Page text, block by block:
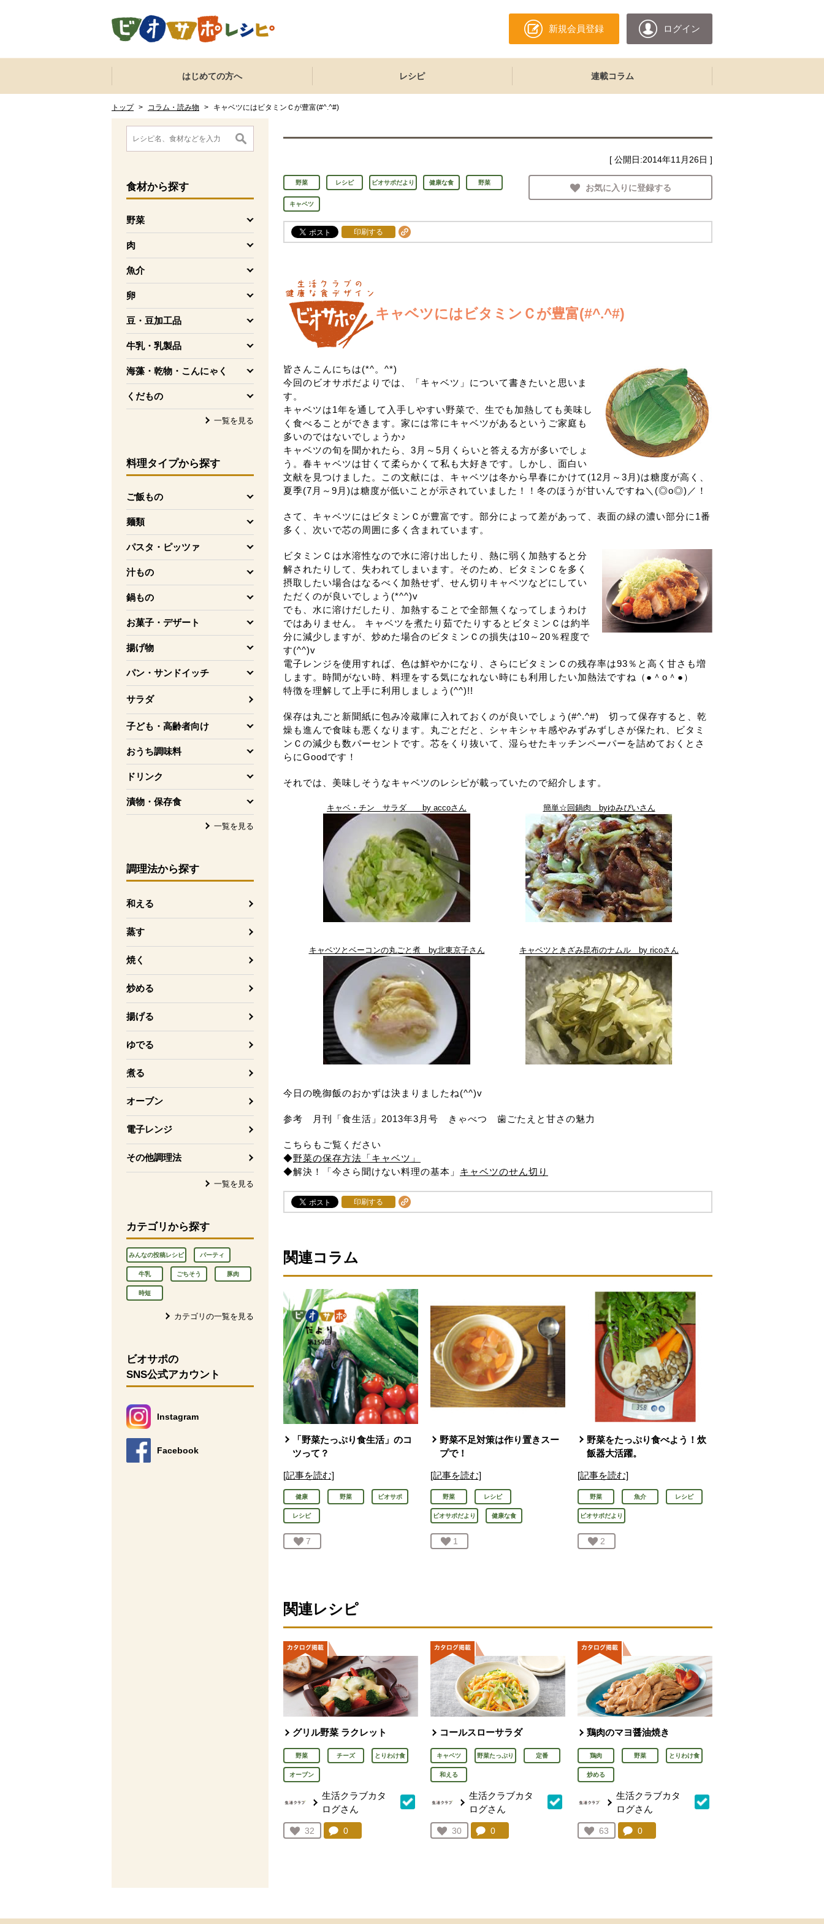
新規会員登録 ログイン
ここからサイト内共通メニューです。
サイト内共通メニューをスキップする
はじめての方へ レシピ 連載コラム
トップ > コラム・読み物 > キャベツにはビタミンＣが豊富(#^.^#)
ここから消費材検索メニューです。
食材から探す
野菜
を開く
肉
を開く
魚介
を開く
卵
を開く
豆・豆加工品
を開く
牛乳・乳製品
を開く
海藻・乾物・こんにゃく
を開く
くだもの
を開く
一覧を見る
料理タイプから探す
ご飯もの
を開く
麺類
を開く
パスタ・ピッツァ
を開く
汁もの
を開く
鍋もの
を開く
お菓子・デザート
を開く
揚げ物
を開く
パン・サンドイッチ
を開く
サラダ
子ども・高齢者向け
を開く
おうち調味料
を開く
ドリンク
を開く
漬物・保存食
を開く
一覧を見る
調理法から探す
和える
蒸す
焼く
炒める
揚げる
ゆでる
煮る
オーブン
電子レンジ
その他調理法
一覧を見る
カテゴリから探す
みんなの投稿レシピ パーティ
牛乳 ごちそう 豚肉
時短
カテゴリの一覧を見る
消費材検索メニューここまで。
ここから本文です。
ビオサポの
SNS公式アカウント
Instagram
別のウィンドウで開きます。
Facebook
別のウィンドウで開きます。
[ 公開日:2014年11月26日 ]
野菜 レシピ ビオサポだより 健康な食 野菜
キャベツ
お気に入りに登録する
印刷する
キャベツにはビタミンＣが豊富(#^.^#)
皆さんこんにちは(*^。^*)
今回のビオサポだよりでは、「キャベツ」について書きたいと思いま
す。
キャベツは1年を通して入手しやすい野菜で、生でも加熱しても美味し
く食べることができます。家には常にキャベツがあるというご家庭も
多いのではないでしょうか♪
キャベツの旬を聞かれたら、3月～5月くらいと答える方が多いでしょ
う。春キャベツは甘くて柔らかくて私も大好きです。しかし、面白い
文献を見つけました。この文献には、キャベツは冬から早春にかけて(12月～3月)は糖度が高く、
夏季(7月～9月)は糖度が低いことが示されていました！！冬のほうが甘いんですね＼(◎o◎)／！
さて、キャベツにはビタミンＣが豊富です。部分によって差があって、表面の緑の濃い部分に1番
多く、次いで芯の周囲に多く含まれています。
ビタミンＣは水溶性なので水に溶け出したり、熱に弱く加熱すると分
解されたりして、失われてしまいます。そのため、ビタミンＣを多く
摂取したい場合はなるべく加熱せず、せん切りキャベツなどにしてい
ただくのが良いでしょう(*^^)v
でも、水に溶けだしたり、加熱することで全部無くなってしまうわけ
ではありません。 キャベツを煮たり茹でたりするとビタミンＣは約半
分に減少しますが、炒めた場合のビタミンＣの損失は10～20％程度で
す(^^)v
電子レンジを使用すれば、色は鮮やかになり、さらにビタミンＣの残存率は93％と高く甘さも増
します。時間がない時、料理をする気になれない時にも利用したい加熱法ですね（●＾o＾●）
特徴を理解して上手に利用しましょう(^^)!!
保存は丸ごと新聞紙に包み冷蔵庫に入れておくのが良いでしょう(#^.^#) 切って保存すると、乾
燥も進んで食味も悪くなります。丸ごとだと、シャキシャキ感やみずみずしさが保たれ、ビタミ
ンＣの減少も数パーセントです。芯をくり抜いて、湿らせたキッチンペーパーを詰めておくとさ
らにGoodです！
それでは、美味しそうなキャベツのレシピが載っていたので紹介します。
キャベ・チン サラダ by accoさん 簡単☆回鍋肉 byゆみぴいさん
キャベツとベーコンの丸ごと煮 by北東京子さん キャベツときざみ昆布のナムル by ricoさん
今日の晩御飯のおかずは決まりましたね(^^)v
参考 月刊「食生活」2013年3月号 きゃべつ 歯ごたえと甘さの魅力
こちらもご覧ください
◆野菜の保存方法「キャベツ」
◆解決！「今さら聞けない料理の基本」 キャベツのせん切り
印刷する
関連コラム
「野菜たっぷり食生活」のコ
ツって？
[記事を読む]
健康 野菜 ビオサポ
レシピ
お気に入り登録：
7
野菜不足対策は作り置きスー
プで！
[記事を読む]
野菜 レシピ
ビオサポだより 健康な食
お気に入り登録：
1
野菜をたっぷり食べよう！炊
飯器大活躍。
[記事を読む]
野菜 魚介 レシピ
ビオサポだより
お気に入り登録：
2
関連レシピ
グリル野菜 ラクレット
野菜 チーズ とりわけ食
オーブン
生活クラブカタ
ログさん
お気に入り登録：
32
人が登録
コメント：
0
コールスローサラダ
キャベツ 野菜たっぷり 定番
和える
生活クラブカタ
ログさん
お気に入り登録：
30
人が登録
コメント：
0件。コメントを見る。
鶏肉のマヨ醤油焼き
鶏肉 野菜 とりわけ食
炒める
生活クラブカタ
ログさん
お気に入り登録：
63
人が登録
コメント：
0件。コメントを見る。